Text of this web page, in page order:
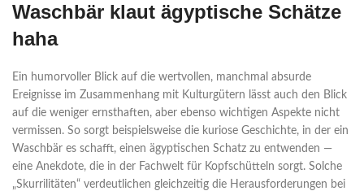
Waschbär klaut ägyptische Schätze
haha
Ein humorvoller Blick auf die wertvollen, manchmal absurde
Ereignisse im Zusammenhang mit Kulturgütern lässt auch den Blick
auf die weniger ernsthaften, aber ebenso wichtigen Aspekte nicht
vermissen. So sorgt beispielsweise die kuriose Geschichte, in der ein
Waschbär es schafft, einen ägyptischen Schatz zu entwenden —
eine Anekdote, die in der Fachwelt für Kopfschütteln sorgt. Solche
„Skurrilitäten“ verdeutlichen gleichzeitig die Herausforderungen bei